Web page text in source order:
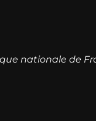
nationale de